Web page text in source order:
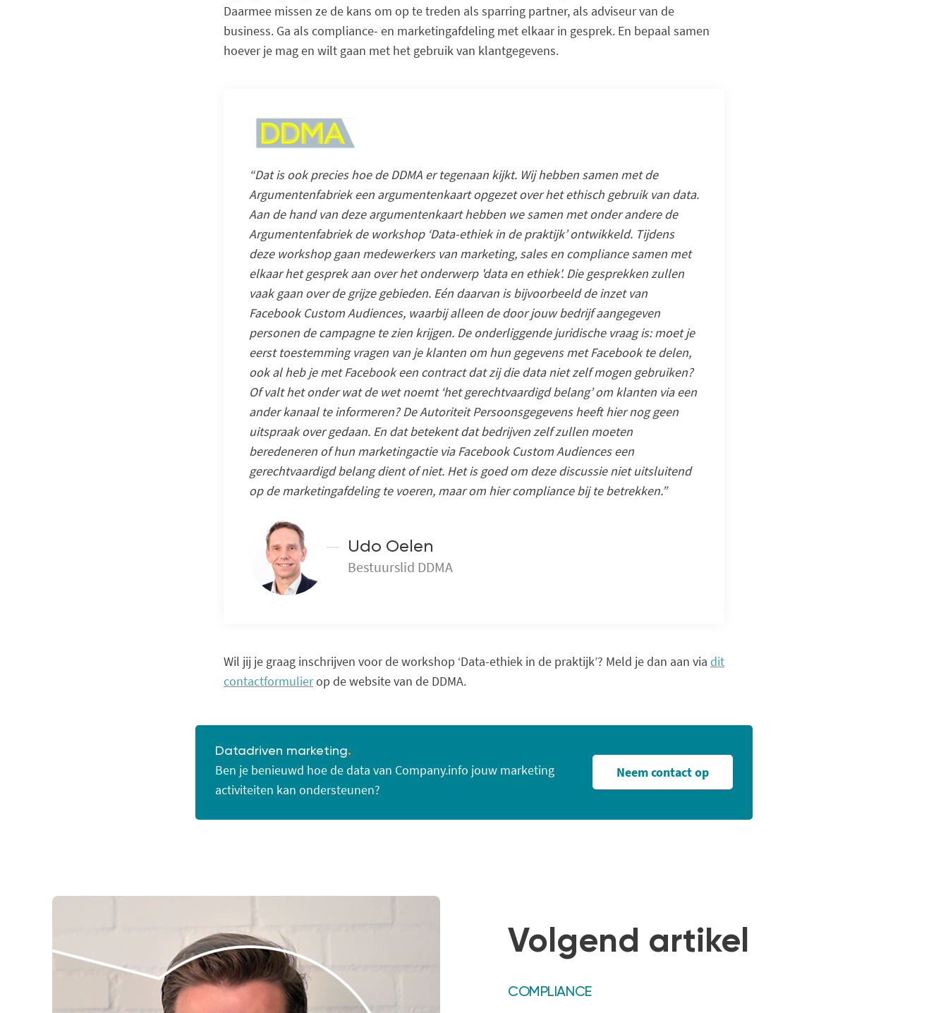
Daarmee missen ze de kans om op te treden als sparring partner, als adviseur van de
business. Ga als compliance- en marketingafdeling met elkaar in gesprek. En bepaal samen
hoever je mag en wilt gaan met het gebruik van klantgegevens.
“Dat is ook precies hoe de DDMA er tegenaan kijkt. Wij hebben samen met de
Argumentenfabriek een argumentenkaart opgezet over het ethisch gebruik van data.
Aan de hand van deze argumentenkaart hebben we samen met onder andere de
Argumentenfabriek de workshop ‘Data-ethiek in de praktijk’ ontwikkeld. Tijdens
deze workshop gaan medewerkers van marketing, sales en compliance samen met
elkaar het gesprek aan over het onderwerp 'data en ethiek'. Die gesprekken zullen
vaak gaan over de grijze gebieden. Eén daarvan is bijvoorbeeld de inzet van
Facebook Custom Audiences, waarbij alleen de door jouw bedrijf aangegeven
personen de campagne te zien krijgen. De onderliggende juridische vraag is: moet je
eerst toestemming vragen van je klanten om hun gegevens met Facebook te delen,
ook al heb je met Facebook een contract dat zij die data niet zelf mogen gebruiken?
Of valt het onder wat de wet noemt ‘het gerechtvaardigd belang’ om klanten via een
ander kanaal te informeren? De Autoriteit Persoonsgegevens heeft hier nog geen
uitspraak over gedaan. En dat betekent dat bedrijven zelf zullen moeten
beredeneren of hun marketingactie via Facebook Custom Audiences een
gerechtvaardigd belang dient of niet. Het is goed om deze discussie niet uitsluitend
op de marketingafdeling te voeren, maar om hier compliance bij te betrekken.”
Udo Oelen
Bestuurslid DDMA
Wil jij je graag inschrijven voor de workshop ‘Data-ethiek in de praktijk’? Meld je dan aan via dit
contactformulierop de website van de DDMA.
Datadriven marketing.
Ben je benieuwd hoe de data van Company.info jouw marketing
activiteiten kan ondersteunen?
Neem contact op
Volgend artikel
COMPLIANCE